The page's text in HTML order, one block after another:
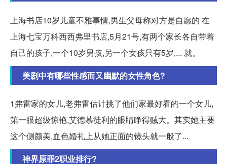
上海书店10岁儿童不雅事情,男生父母称对方是自愿的 在
上海七宝万科西西弗里书店,5月21号,有两个家长各自带着
自己的孩子,一个10岁男孩,另一个女孩只有5岁,... 就。
美剧中有哪些性感而又幽默的女性角色?
1弗雷家的女儿,老弗雷估计挑了他们家最好看的一个女儿,
第一眼超级惊艳,艾德慕徒利的眼睛睁得贼大。其实她主要
这个侧颜美,血色婚礼上从她正面的镜头就一般了...
神界原罪2职业排行?